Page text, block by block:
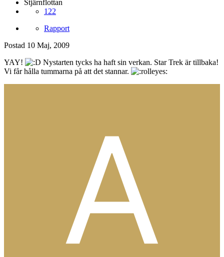
Stjärnflottan
122
Rapport
Postad 10 Maj, 2009
YAY!
Nystarten tycks ha haft sin verkan. Star Trek är tillbaka!
Vi får hålla tummarna på att det stannar.